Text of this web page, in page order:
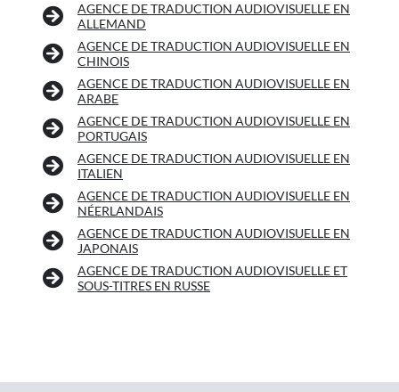
AGENCE DE TRADUCTION AUDIOVISUELLE EN
ALLEMAND
AGENCE DE TRADUCTION AUDIOVISUELLE EN
CHINOIS
AGENCE DE TRADUCTION AUDIOVISUELLE EN
ARABE
AGENCE DE TRADUCTION AUDIOVISUELLE EN
PORTUGAIS
AGENCE DE TRADUCTION AUDIOVISUELLE EN
ITALIEN
AGENCE DE TRADUCTION AUDIOVISUELLE EN
NÉERLANDAIS
AGENCE DE TRADUCTION AUDIOVISUELLE EN
JAPONAIS
AGENCE DE TRADUCTION AUDIOVISUELLE ET
SOUS-TITRES EN RUSSE